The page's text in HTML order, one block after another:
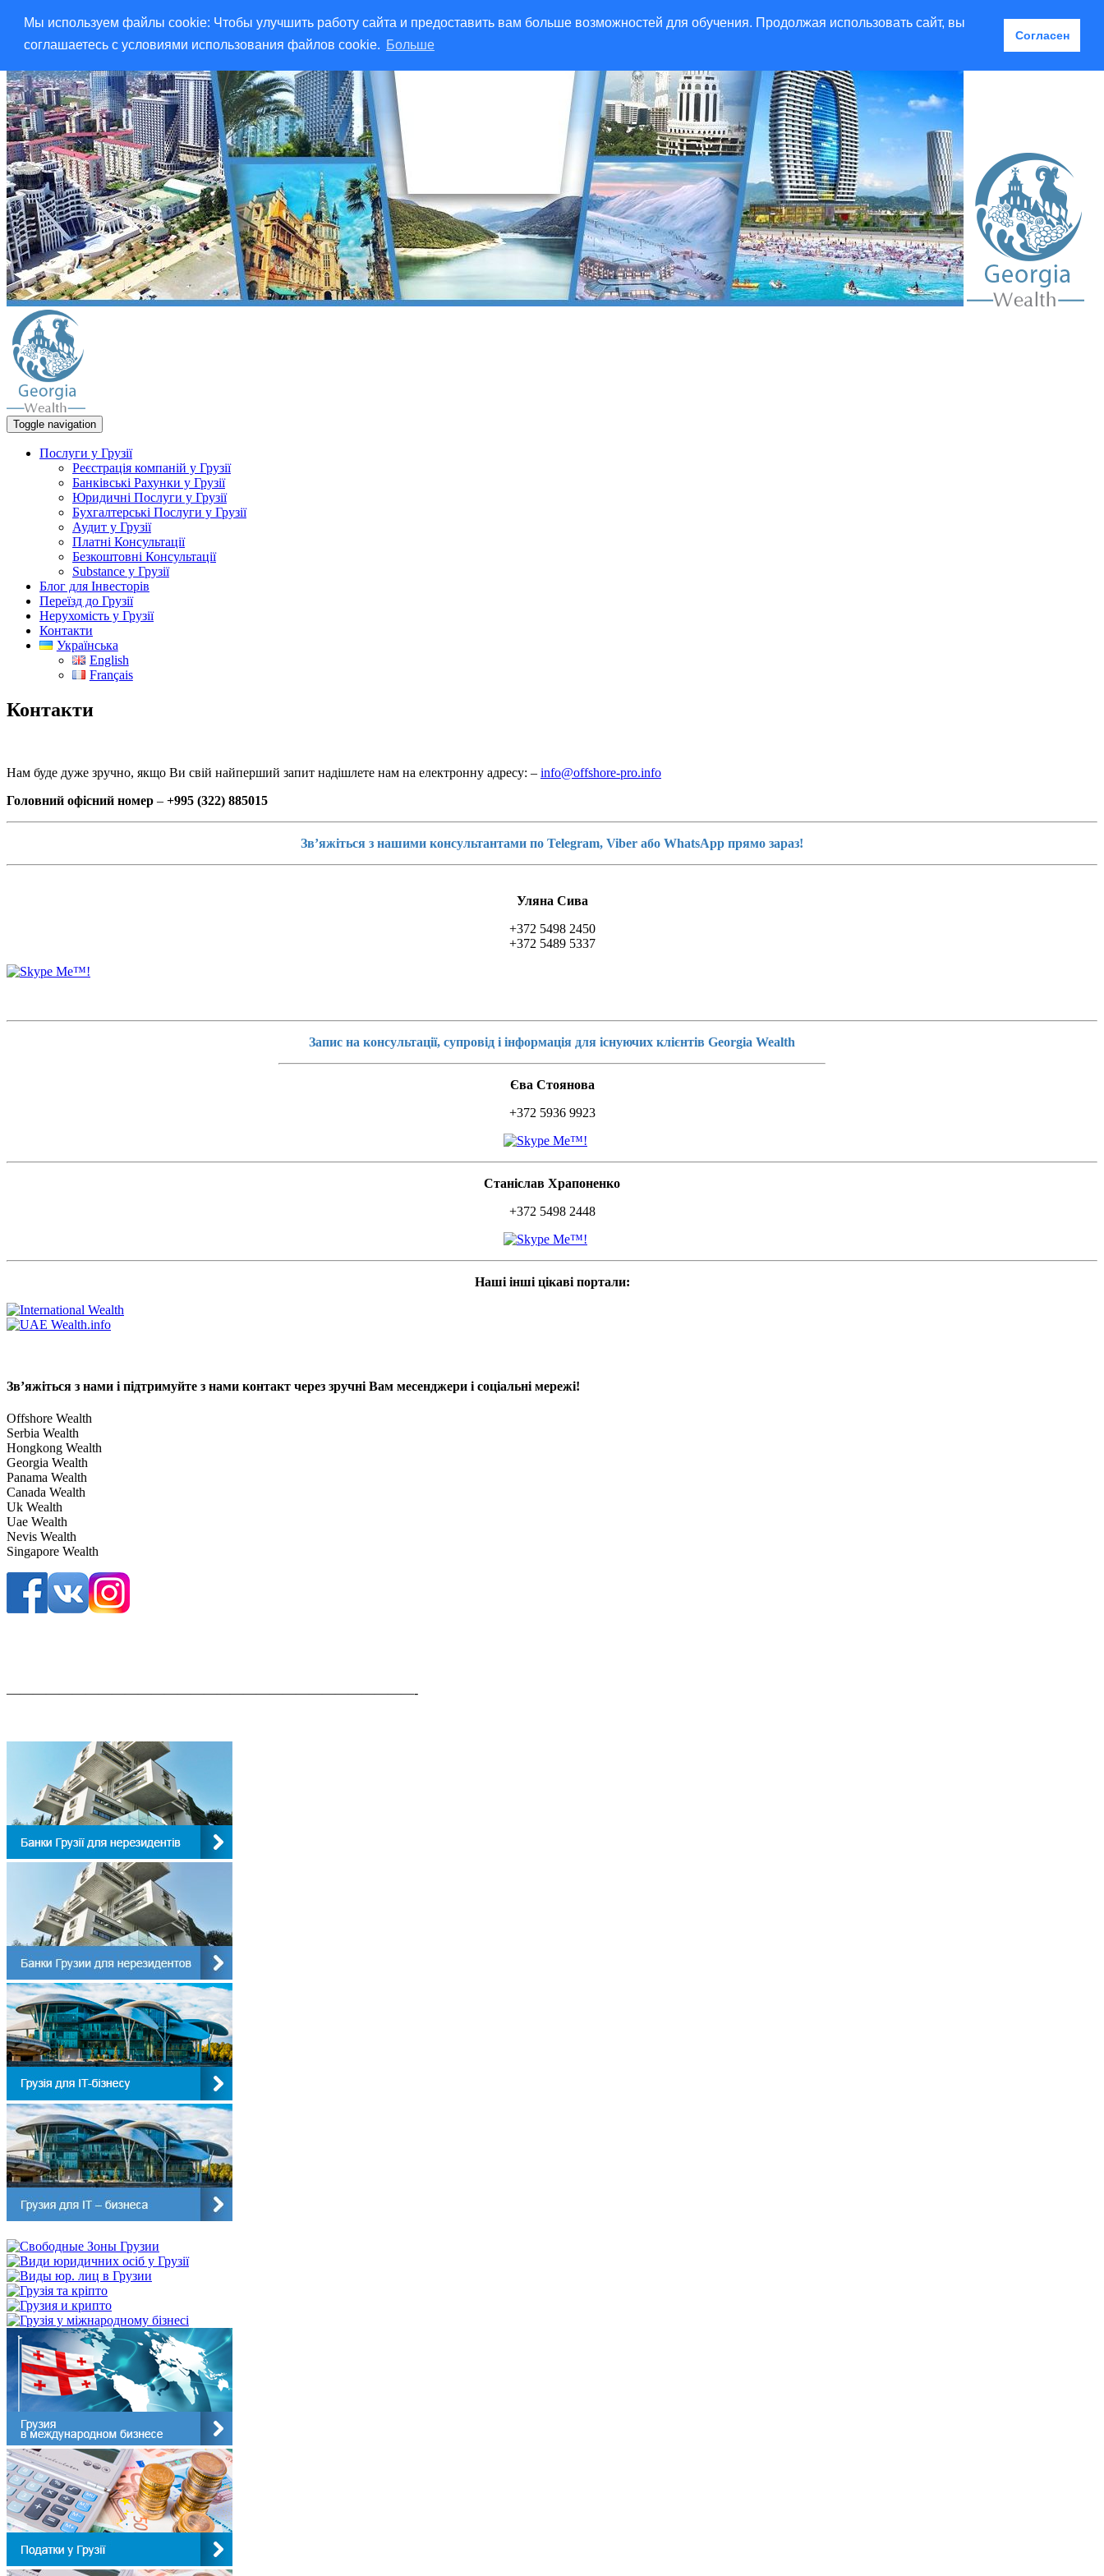
Мы используем файлы cookie: Чтобы улучшить работу сайта и предоставить вам больше возможностей для обучения. Продолжая использовать сайт, вы
соглашаетесь с условиями использования файлов cookie. Больше
Согласен
Toggle navigation
Послуги у Грузії
Реєстрація компаній у Грузії
Банківські Рахунки у Грузії
Юридичні Послуги у Грузії
Бухгалтерські Послуги у Грузії
Аудит у Грузії
Платні Консультації
Безкоштовні Консультації
Substance у Грузії
Блог для Iнвесторів
Переїзд до Грузії
Нерухомість у Грузії
Контакти
Українська
English
Français
Контакти
Нам буде дуже зручно, якщо Ви свій найперший запит надішлете нам на електронну адресу: – info@offshore-pro.info
Головний офісний номер – +995 (322) 885015
Зв’яжіться з нашими консультантами по Telegram, Viber або WhatsApp прямо зараз!
Уляна Сива
+372 5498 2450
+372 5489 5337
Запис на консультації, супровід і інформація для існуючих клієнтів Georgia Wealth
Єва Стоянова
+372 5936 9923
Станіслав Храпоненко
+372 5498 2448
Наші інші цікаві портали:
Зв’яжіться з нами і підтримуйте з нами контакт через зручні Вам месенджери і соціальні мережі!
Offshore Wealth
Serbia Wealth
Hongkong Wealth
Georgia Wealth
Panama Wealth
Canada Wealth
Uk Wealth
Uae Wealth
Nevis Wealth
Singapore Wealth
———————————————————————————————-